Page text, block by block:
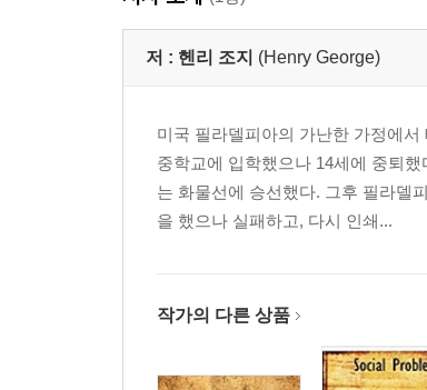
저 : 헨리 조지 (Henry George)
미국 필라델피아의 가난한 가정에
중학교에 입학했으나 14세에 중퇴
는 화물선에 승선했다. 그후 필라델
을 했으나 실패하고, 다시 인쇄...
작가의 다른 상품